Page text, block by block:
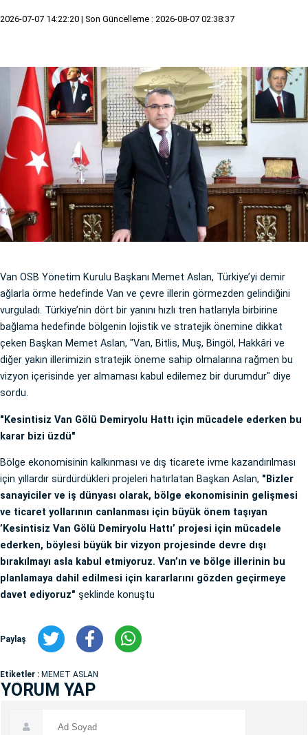
2026-07-07 14:22:20 | Son Güncelleme : 2026-08-07 02:38:37
Van OSB Yönetim Kurulu Başkanı Memet Aslan, Türkiye’yi demir
ağlarla örme hedefinde Van ve çevre illerin görmezden gelindiğini
vurguladı. Türkiye’nin dört bir yanını hızlı tren hatlarıyla birbirine
bağlama hedefinde bölgenin lojistik ve stratejik önemine dikkat
çeken Başkan Memet Aslan, "Van, Bitlis, Muş, Bingöl, Hakkâri ve
diğer yakın illerimizin stratejik öneme sahip olmalarına rağmen bu
vizyon içerisinde yer almaması kabul edilemez bir durumdur" diye
sordu.
"Kesintisiz Van Gölü Demiryolu Hattı için mücadele ederken bu
karar bizi üzdü"
Bölge ekonomisinin kalkınması ve dış ticarete ivme kazandırılması
için yıllardır sürdürdükleri projeleri hatırlatan Başkan Aslan, "Bizler
sanayiciler ve iş dünyası olarak, bölge ekonomisinin gelişmesi
ve ticaret yollarının canlanması için büyük önem taşıyan
’Kesintisiz Van Gölü Demiryolu Hattı’ projesi için mücadele
ederken, böylesi büyük bir vizyon projesinde devre dışı
bırakılmayı asla kabul etmiyoruz. Van’ın ve bölge illerinin bu
planlamaya dahil edilmesi için kararlarını gözden geçirmeye
davet ediyoruz" şeklinde konuştu
Paylaş
Etiketler : MEMET ASLAN
YORUM YAP